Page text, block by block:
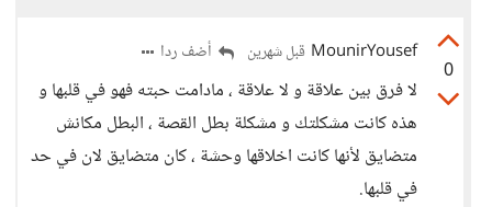
0
MounirYousef قبل شهرين أضف ردا
لا فرق بين علاقة و لا علاقة ، مادامت حبته فهو في قلبها و
هذه كانت مشكلتك و مشكلة بطل القصة ، البطل مكانش
متضايق لأنها كانت اخلاقها وحشة ، كان متضايق لان في حد
في قلبها.